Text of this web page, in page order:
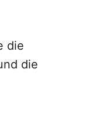
die
die